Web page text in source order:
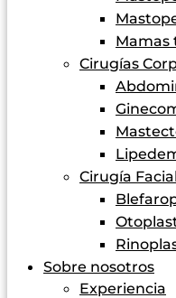
Mamas
Cirugías
Cirugía
Sobre nosotros
Experiencia